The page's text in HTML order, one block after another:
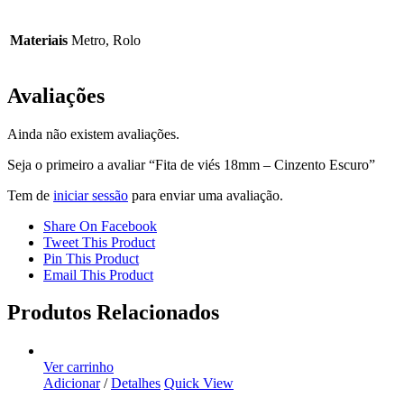
Materiais Metro, Rolo
Avaliações
Ainda não existem avaliações.
Seja o primeiro a avaliar “Fita de viés 18mm – Cinzento Escuro”
Tem de iniciar sessão para enviar uma avaliação.
Share On Facebook
Tweet This Product
Pin This Product
Email This Product
Produtos Relacionados
Ver carrinho
Adicionar/ Detalhes Quick View